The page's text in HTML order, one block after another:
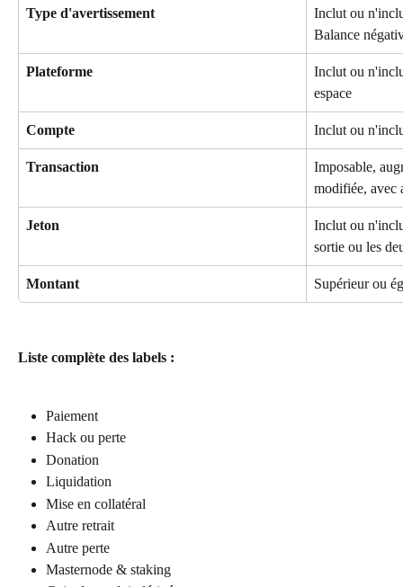
Type d'avertissement
Inclut ou
Balance
Plateforme
Inclut ou
espace
Compte Inclut ou
Transaction
Imposable,
modifiée, avec
Jeton
Inclut ou
sortie ou les
Montant Supérieur ou
Liste complète des labels :
Paiement
Hack ou perte
Donation
Liquidation
Mise en collatéral
Autre retrait
Autre perte
Masternode & staking